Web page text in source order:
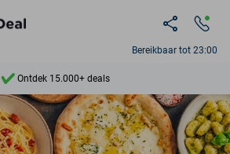
Bereikbaar tot 23:00
7 dagen per week beschikbaar
10+ miljoen leden
9,4